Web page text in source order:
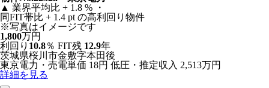
▲ 業界平均比 + 1.8 % ・
同FIT帯比 + 1.4 pt の高利回り物件
※写真はイメージです
1,800万円
利回り 10.8％ FIT残 12.9年
茨城県桜川市金敷字本田後
東京電力・売電単価 18円 低圧・推定収入 2,513万円
詳細を見る